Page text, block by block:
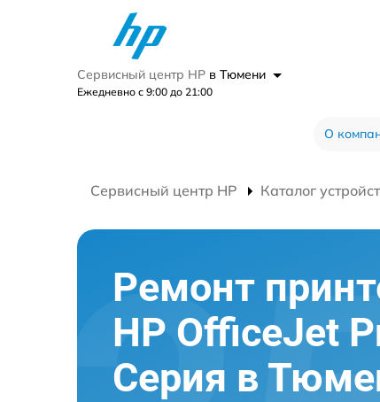
Сервисный центр HP в Тюмени
Ежедневно с 9:00 до 21:00
О
Сервисный центр HP Каталог
Ремонт
HP OfficeJet
Серия в